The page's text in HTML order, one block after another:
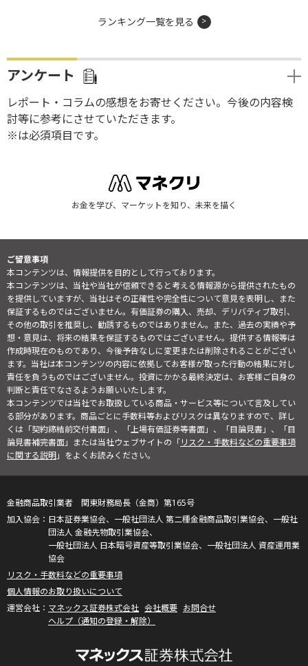
ランキング一覧を見る
アンケート
レポート・コラムの感想をお寄せください。今後の内容検
討等に参考にさせていただきます。
※は必須項目です。
お金を学び、マーケットを知り、未来を描く
ご留意事項
本コンテンツは、情報提供を目的として行っております。
本コンテンツは、当社や当社が信頼できると考える情報源から提供されたもの
を提供していますが、当社はその正確性や完全性について意見を表明し、また
保証するものではございません。有価証券の購入、売却、デリバティブ取引、
その他の取引を推奨し、勧誘するものではありません。また、過去の実績や予
想・意見は、将来の結果を保証するものではございません。提供する情報等は
作成時現在のものであり、今後予告なしに変更または削除されることがござい
ます。当社は本コンテンツの内容に依拠してお客様が取った行動の結果に対し
責任を負うものではございません。投資にかかる最終決定は、お客様ご自身の
判断と責任でなさるようお願いいたします。
本コンテンツでは当社でお取扱している商品・サービス等について言及してい
る部分があります。商品ごとに手数料等およびリスクは異なりますので、詳し
くは「契約締結前交付書面」、「上場有価証券等書面」、「目論見書」、「目
論見書補完書面」または当社ウェブサイトの「リスク・手数料などの重要事項
に関する説明」をよくお読みください。
金融商品取引業者 関東財務局長（金商）第165号
日本証券業協会、一般社団法人 第二種金融商品取引業協会、一般社
団法人 金融先物取引業協会、
一般社団法人 日本暗号資産等取引業協会、一般社団法人 資産運用業
協会
リスク・手数料などの重要事項
個人情報のお取り扱いについて
マネックス証券株式会社 会社概要 お問合せ
ヘルプ（通知の登録・解除）